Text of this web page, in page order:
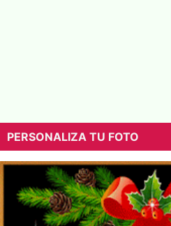
PERSONALIZA TU FOTO